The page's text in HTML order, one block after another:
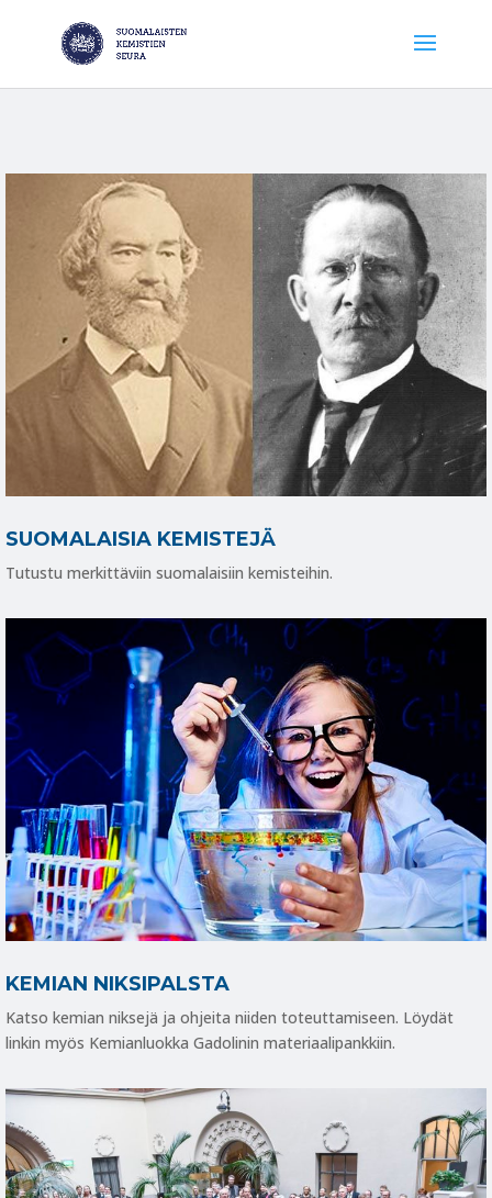
SUOMALAISIA KEMISTEJÄ
Tutustu merkittäviin suomalaisiin kemisteihin.
KEMIAN NIKSIPALSTA
Katso kemian niksejä ja ohjeita niiden toteuttamiseen. Löydät
linkin myös Kemianluokka Gadolinin materiaalipankkiin.